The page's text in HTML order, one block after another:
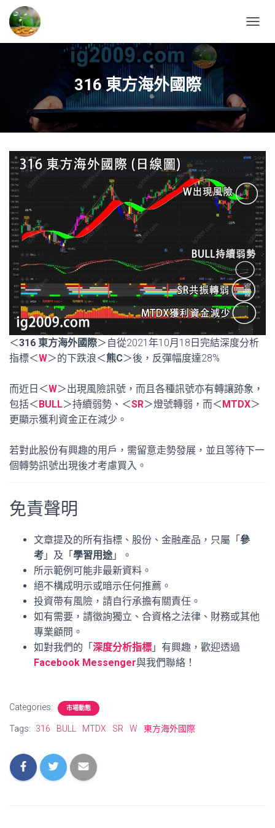
O
A
T
I
O
N
316 東方海外國際
＜316 東方海外國際＞自從2021年10月18日完結深度分析
指標＜W＞的下跌浪＜熊C＞後，反彈幅度達28%
而近日＜W＞出現風險訊號，而且各種訊號亦有轉讓跡象，
包括＜BULL＞持續弱勢、＜SR＞燈號轉弱，而＜MTDX＞
更顯示獲利資金正在減少。
若對此股份有興趣的用戶，需留意走勢發展，並且等待下一
個轉勢訊號出現後才考慮買入。
免責聲明
文章提及的所有指標、股份、金融產品，只屬「 參
考 」及「 學習用途 」。
所示範例可能非最新資料。
絕不構成明示或暗示任何推薦。
投資帶有風險，請自行承擔有關責任。
如有需要，請徵詢獨立、合資格之法律、財務或其他
專業顧問。
如對我們的「 深度分析指標 」有興趣，歡迎透過
Facebook Messenger與我們聯絡！
Categories: 市場動態
Tags: 316 BULL MTDX SR W 東方海外國際